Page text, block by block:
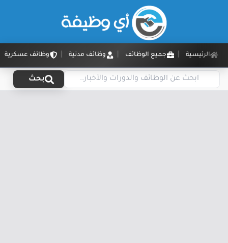
الرئيسية جميع الوظائف وظائف مدنية وظائف عسكرية
بحث